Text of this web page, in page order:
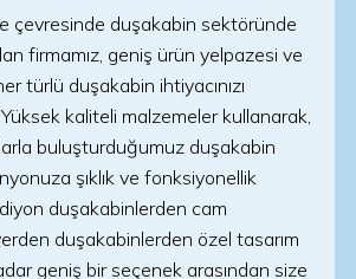
çevresinde duşakabin sektöründe
firmamız, geniş ürün yelpazesi ve
türlü duşakabin ihtiyacınızı
Yüksek kaliteli malzemeler kullanarak,
buluşturduğumuz duşakabin
şıklık ve fonksiyonellik
duşakabinlerden cam
duşakabinlerden özel tasarım
geniş bir seçenek arasından size